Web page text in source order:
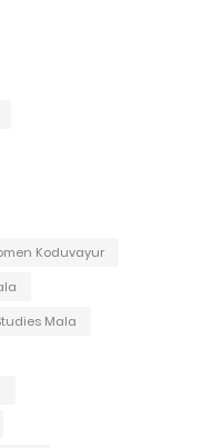
Koduvayur
Mala